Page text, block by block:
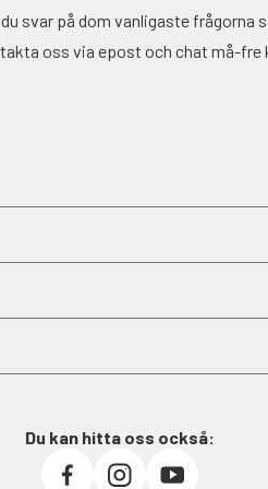
svar på dom vanligaste
oss via epost och chat må-fre
Du kan hitta oss också: